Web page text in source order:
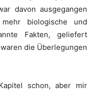
davon ausgegangen
biologische und
Fakten, geliefert
die Überlegungen
schon, aber mir